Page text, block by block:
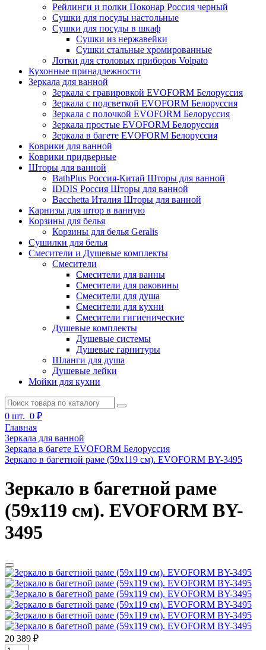
Рейлинги и полки Поконар Россия черный
Сушки для посуды настольные
Сушки для посуды в шкаф
Сушки из нержавейки
Сушки стальные хромированные
Лотки для столовых приборов Volpato
Кухонные принадлежности
Зеркала для ванной
Зеркала с гравировкой EVOFORM Белоруссия
Зеркала с подсветкой EVOFORM Белоруссия
Зеркала с полочкой EVOFORM Белоруссия
Зеркала простые EVOFORM Белоруссия
Зеркала в багете EVOFORM Белоруссия
Коврики для ванной
Коврики придверные
Шторы для ванной
BathPlus Россия-Китай Шторы для ванной
IDDIS Россия Шторы для ванной
Bacchetta Италия Шторы для ванной
Карнизы для штор в ванную
Корзины для белья
Корзины для белья Geralis
Сушилки для белья
Смесители и Душевые комплекты
Смесители
Смесители для ванны
Смесители для раковины
Смесители для душа
Смесители для кухни
Смесители гигиенические
Душевые комплекты
Душевые системы
Душевые гарнитуры
Шланги для душа
Душевые лейки
Мойки для кухни
0 шт. 0 ₽
Главная
Зеркала для ванной
Зеркала в багете EVOFORM Белоруссия
Зеркало в багетной раме (59х119 см). EVOFORM BY-3495
Зеркало в багетной раме
(59х119 см). EVOFORM BY-
3495
20 389 ₽